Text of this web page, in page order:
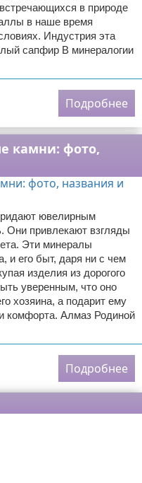
в природе
в наше время
Индустрия эта
сапфир В минералогии
Подробнее
камни: фото,
ювелирным
Они привлекают взгляды
Эти минералы
и его быт, даря ни с чем
изделия из дорогого
уверенным, что оно
хозяина, а подарит ему
комфорта. Алмаз Родиной
Подробнее